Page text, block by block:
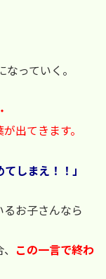
っていく。
出てきます。
しまえ！！」
お子さんなら
この一言で終わ